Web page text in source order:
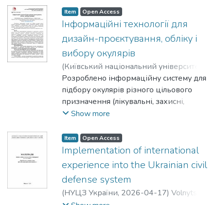
Item Open Access
Інформаційні технології для
дизайн-проєктування, обліку і
вибору окулярів
(Київський національний університет
технологій і дизайну,2025-04)
Третякова, Лариса Дмитрівна;
Прокопенко, Ірина Дмитрівна;Гуріна,
Софія Вікторівна
Розроблено інформаційну систему для
підбору окулярів різного цільового
призначення (лікувальні, захисні,
сонцезахисні, іміджеві). Система надає
про наявні конструктивні елементи
окулярів різних видів. Система може
бути корисною замовникам окулярів, а
також дизайнерам, менеджерам і
маркетологам
Show more
Item Open Access
Implementation of international
experience into the Ukrainian civil
defense system
(НУЦЗ України, 2026-04-17) Volnytska,